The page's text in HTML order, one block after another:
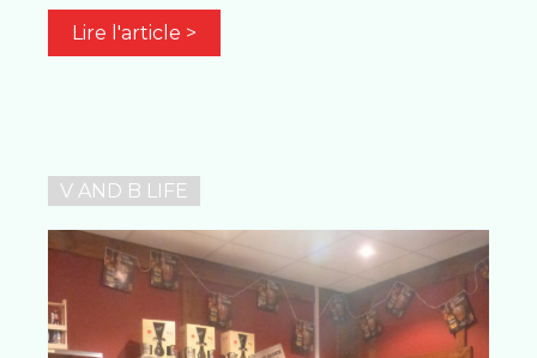
Lire l'article >
V AND B LIFE